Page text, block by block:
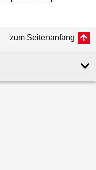
zum Seitenanfang